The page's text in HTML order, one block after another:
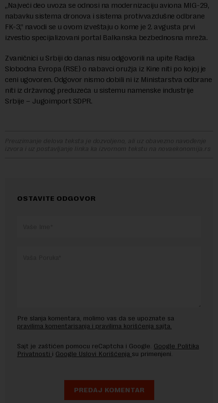
„Najveći deo uvoza se odnosi na modernizaciju aviona MIG-29,
nabavku sistema dronova i sistema protivvazdušne odbrane
FK-3,” navodi se u ovom izveštaju o kome je 2. avgusta prvi
izvestio specijalizovani portal Balkanska bezbednosna mreža.
Zvaničnici u Srbiji do danas nisu odgovorili na upite Radija
Slobodna Evropa (RSE) o nabavci oružja iz Kine niti po kojoj je
ceni ugovoren. Odgovor nismo dobili ni iz Ministarstva odbrane
niti iz državnog preduzeća u sistemu namenske industrije
Srbije – Jugoimport SDPR.
Preuzimanje delova teksta je dozvoljeno, ali uz obavezno navođenje
izvora i uz postavljanje linka ka izvornom tekstu na novaekonomija.rs
OSTAVITE ODGOVOR
Pre slanja komentara, molimo vas da se upoznate sa
pravilima komentarisanja i pravilima korišćenja sajta.
Sajt je zaštićen pomocu reCaptcha i Google. Google Politika
Privatnosti i Google Uslovi Korišćenja su primenjeni.